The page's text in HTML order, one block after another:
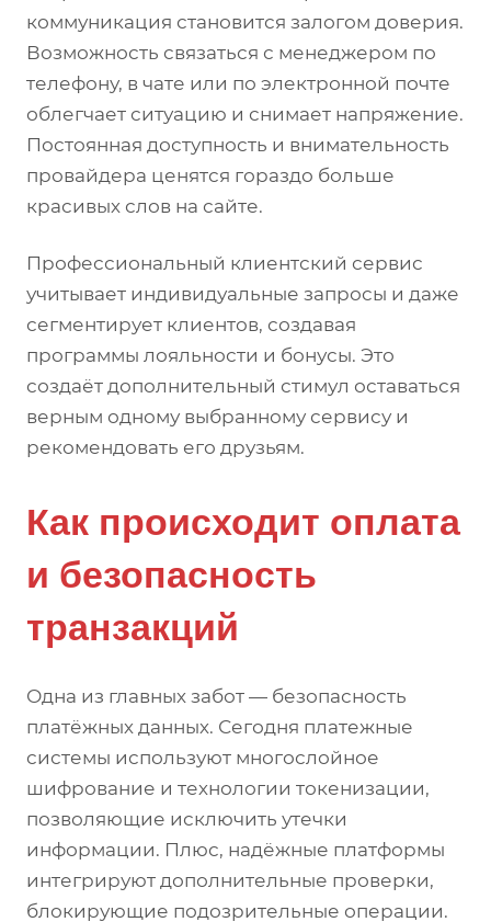
коммуникация становится залогом доверия.
Возможность связаться с менеджером по
телефону, в чате или по электронной почте
облегчает ситуацию и снимает напряжение.
Постоянная доступность и внимательность
провайдера ценятся гораздо больше
красивых слов на сайте.
Профессиональный клиентский сервис
учитывает индивидуальные запросы и даже
сегментирует клиентов, создавая
программы лояльности и бонусы. Это
создаёт дополнительный стимул оставаться
верным одному выбранному сервису и
рекомендовать его друзьям.
Как происходит оплата
и безопасность
транзакций
Одна из главных забот — безопасность
платёжных данных. Сегодня платежные
системы используют многослойное
шифрование и технологии токенизации,
позволяющие исключить утечки
информации. Плюс, надёжные платформы
интегрируют дополнительные проверки,
блокирующие подозрительные операции.